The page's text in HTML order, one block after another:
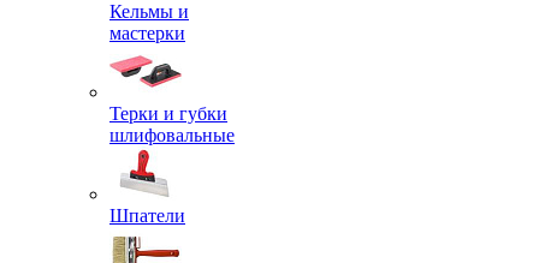
Кельмы и
мастерки
Терки и губки
шлифовальные
Шпатели